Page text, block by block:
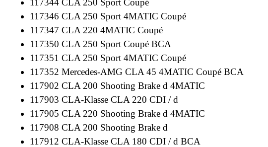
117346 CLA 250 Sport 4MATIC Coupé
117347 CLA 220 4MATIC Coupé
117350 CLA 250 Sport Coupé BCA
117351 CLA 250 Sport 4MATIC Coupé
117352 Mercedes-AMG CLA 45 4MATIC Coupé BCA
117902 CLA 200 Shooting Brake d 4MATIC
117903 CLA-Klasse CLA 220 CDI / d
117905 CLA 220 Shooting Brake d 4MATIC
117908 CLA 200 Shooting Brake d
117912 CLA-Klasse CLA 180 CDI / d BCA